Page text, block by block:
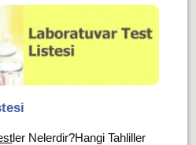
ler Nelerdir?Hangi Tahliller